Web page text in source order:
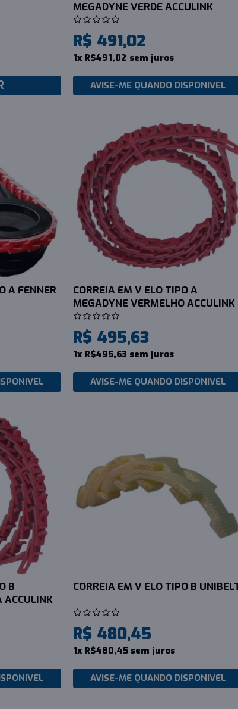
MEGADYNE VERDE ACCULINK
R$ 491,02
1x R$491,02 sem juros
AVISE-ME QUANDO DISPONIVEL
A FENNER
CORREIA EM V ELO TIPO A
MEGADYNE VERMELHO ACCULINK
R$ 495,63
1x R$495,63 sem juros
AVISE-ME QUANDO DISPONIVEL
B
ACCULINK
CORREIA EM V ELO TIPO B
R$ 480,45
1x R$480,45 sem juros
AVISE-ME QUANDO DISPONIVEL